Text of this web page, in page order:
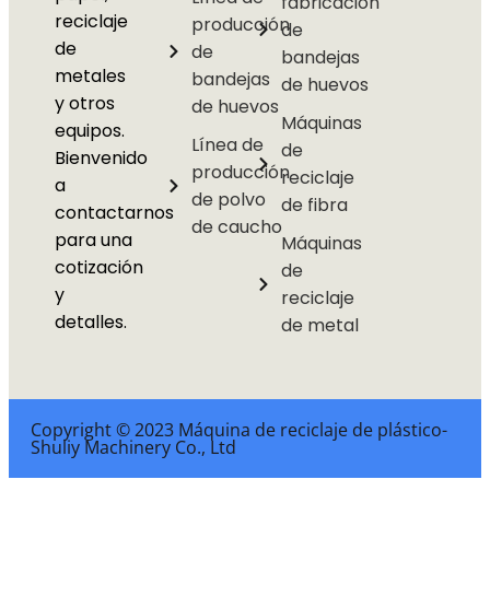
reciclaje
de
metales
y otros
equipos.
Bienvenido
a
contactarnos
para una
cotización
y
detalles.
producción
de
bandejas
de huevos
Línea de
producción
de polvo
de caucho
de
bandejas
de huevos
Máquinas
de
reciclaje
de fibra
Máquinas
de
reciclaje
de metal
Copyright © 2023 Máquina de reciclaje de plástico-
Shuliy Machinery Co., Ltd